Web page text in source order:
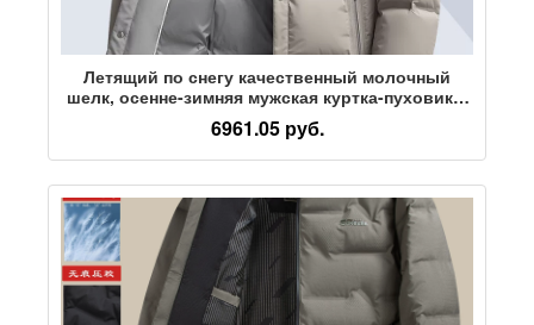
Летящий по снегу качественный молочный
шелк, осенне-зимняя мужская куртка-пуховик в
стиле рубашки, короткая зимняя повседневная
теплая куртка с отворотом
6961.05 руб.